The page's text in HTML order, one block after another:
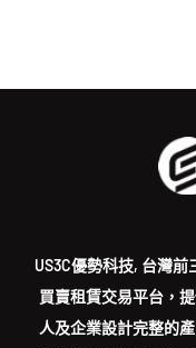
US3C優勢科技, 台灣
買賣租賃交易平台，
人及企業設計完整的